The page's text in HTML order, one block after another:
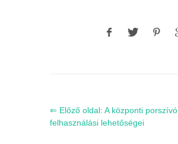
⇐ Előző oldal: A központi porszívó
felhasználási lehetőségei